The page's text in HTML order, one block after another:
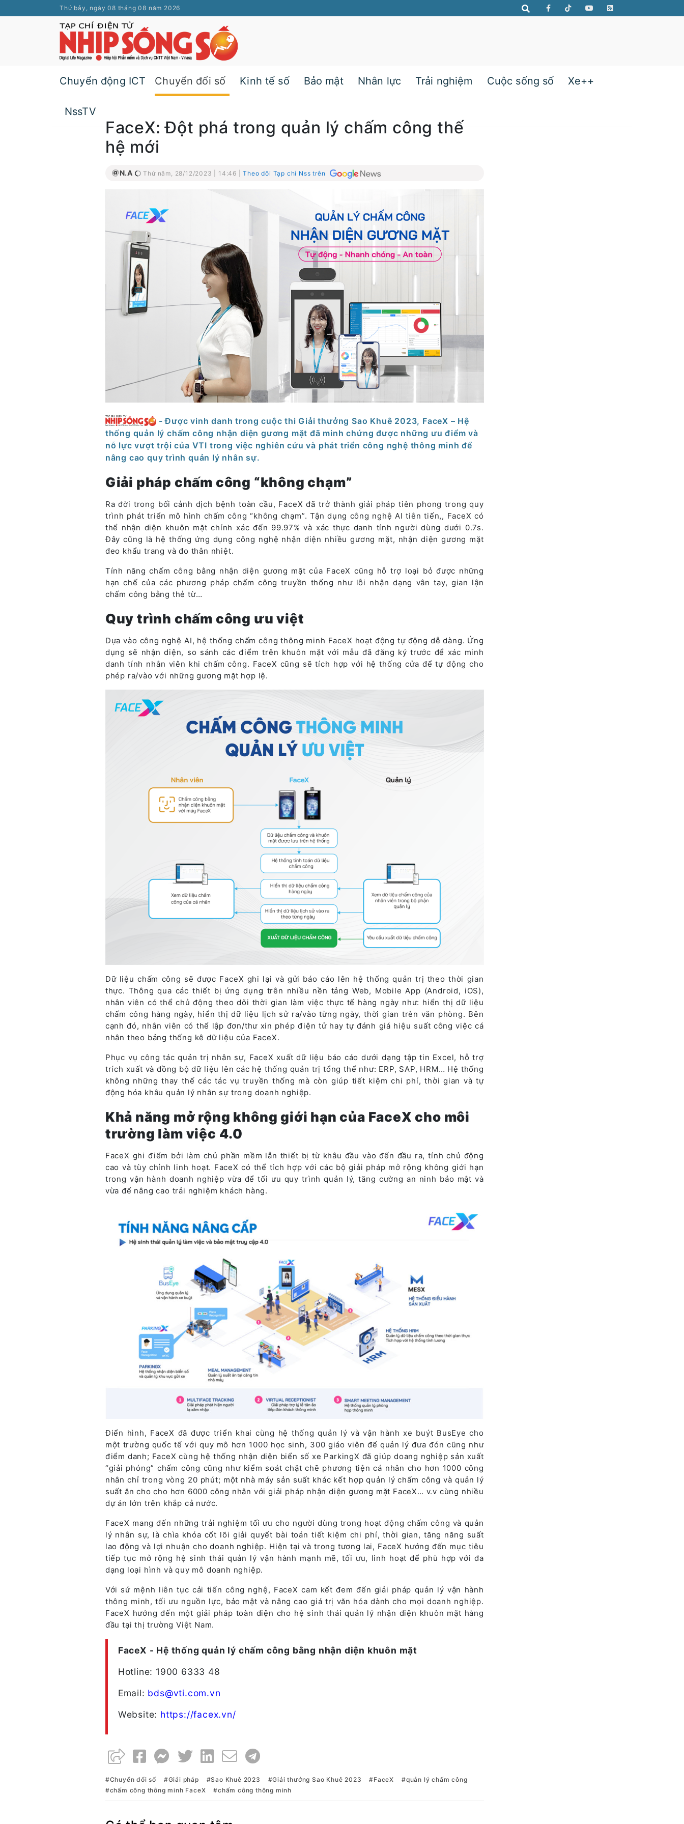
Thứ bảy, ngày 08 tháng 08 năm 2026
Chuyển động ICT Chuyển đổi số Kinh tế số Bảo mật Nhân lực Trải nghiệm Cuộc sống số Xe++
NssTV
FaceX: Đột phá trong quản lý chấm công thế
hệ mới
N.A Thứ năm, 28/12/2023 | 14:46 |Theo dõi Tạp chí Nss trên
- Được vinh danh trong cuộc thi Giải thưởng Sao Khuê 2023, FaceX – Hệ
thống quản lý chấm công nhận diện gương mặt đã minh chứng được những ưu điểm và
nỗ lực vượt trội của VTI trong việc nghiên cứu và phát triển công nghệ thông minh để
nâng cao quy trình quản lý nhân sự.
Giải pháp chấm công “không chạm”
Ra đời trong bối cảnh dịch bệnh toàn cầu, FaceX đã trở thành giải pháp tiên phong trong quy
trình phát triển mô hình chấm công “không chạm”. Tận dụng công nghệ AI tiên tiến,, FaceX có
thể nhận diện khuôn mặt chính xác đến 99.97% và xác thực danh tính người dùng dưới 0.7s.
Đây cũng là hệ thống ứng dụng công nghệ nhận diện nhiều gương mặt, nhận diện gương mặt
đeo khẩu trang và đo thân nhiệt.
Tính năng chấm công bằng nhận diện gương mặt của FaceX cũng hỗ trợ loại bỏ được những
hạn chế của các phương pháp chấm công truyền thống như lỗi nhận dạng vân tay, gian lận
chấm công bằng thẻ từ…
Quy trình chấm công ưu việt
Dựa vào công nghệ AI, hệ thống chấm công thông minh FaceX hoạt động tự động dễ dàng. Ứng
dụng sẽ nhận diện, so sánh các điểm trên khuôn mặt với mẫu đã đăng ký trước để xác minh
danh tính nhân viên khi chấm công. FaceX cũng sẽ tích hợp với hệ thống cửa để tự động cho
phép ra/vào với những gương mặt hợp lệ.
Dữ liệu chấm công sẽ được FaceX ghi lại và gửi báo cáo lên hệ thống quản trị theo thời gian
thực. Thông qua các thiết bị ứng dụng trên nhiều nền tảng Web, Mobile App (Android, iOS),
nhân viên có thể chủ động theo dõi thời gian làm việc thực tế hàng ngày như: hiển thị dữ liệu
chấm công hàng ngày, hiển thị dữ liệu lịch sử ra/vào từng ngày, thời gian trên văn phòng. Bên
cạnh đó, nhân viên có thể lập đơn/thư xin phép điện tử hay tự đánh giá hiệu suất công việc cá
nhân theo bảng thống kê dữ liệu của FaceX.
Phục vụ công tác quản trị nhân sự, FaceX xuất dữ liệu báo cáo dưới dạng tập tin Excel, hỗ trợ
trích xuất và đồng bộ dữ liệu lên các hệ thống quản trị tổng thể như: ERP, SAP, HRM… Hệ thống
không những thay thế các tác vụ truyền thống mà còn giúp tiết kiệm chi phí, thời gian và tự
động hóa khâu quản lý nhân sự trong doanh nghiệp.
Khả năng mở rộng không giới hạn của FaceX cho môi
trường làm việc 4.0
FaceX ghi điểm bởi làm chủ phần mềm lẫn thiết bị từ khâu đầu vào đến đầu ra, tính chủ động
cao và tùy chỉnh linh hoạt. FaceX có thể tích hợp với các bộ giải pháp mở rộng không giới hạn
trong vận hành doanh nghiệp vừa để tối ưu quy trình quản lý, tăng cường an ninh bảo mật và
vừa để nâng cao trải nghiệm khách hàng.
Điển hình, FaceX đã được triển khai cùng hệ thống quản lý và vận hành xe buýt BusEye cho
một trường quốc tế với quy mô hơn 1000 học sinh, 300 giáo viên để quản lý đưa đón cũng như
điểm danh; FaceX cùng hệ thống nhận diện biển số xe ParkingX đã giúp doang nghiệp sản xuất
“giải phóng” chấm công cũng như kiểm soát chặt chẽ phương tiện cá nhân cho hơn 1000 công
nhân chỉ trong vòng 20 phút; một nhà máy sản suất khác kết hợp quản lý chấm công và quản lý
suất ăn cho cho hơn 6000 công nhân với giải pháp nhận diện gương mặt FaceX… v.v cùng nhiều
dự án lớn trên khắp cả nước.
FaceX mang đến những trải nghiệm tối ưu cho người dùng trong hoạt động chấm công và quản
lý nhân sự, là chìa khóa cốt lõi giải quyết bài toán tiết kiệm chi phí, thời gian, tăng năng suất
lao động và lợi nhuận cho doanh nghiệp. Hiện tại và trong tương lai, FaceX hướng đến mục tiêu
tiếp tục mở rộng hệ sinh thái quản lý vận hành mạnh mẽ, tối ưu, linh hoạt để phù hợp với đa
dạng loại hình và quy mô doanh nghiệp.
Với sứ mệnh liên tục cải tiến công nghệ, FaceX cam kết đem đến giải pháp quản lý vận hành
thông minh, tối ưu nguồn lực, bảo mật và nâng cao giá trị văn hóa dành cho mọi doanh nghiệp.
FaceX hướng đến một giải pháp toàn diện cho hệ sinh thái quản lý nhận diện khuôn mặt hàng
đầu tại thị trường Việt Nam.
FaceX - Hệ thống quản lý chấm công bằng nhận diện khuôn mặt
Hotline: 1900 6333 48
Email: bds@vti.com.vn
Website: https://facex.vn/
Chuyển đổi số Giải pháp Sao Khuê 2023 Giải thưởng Sao Khuê 2023 FaceX
quản lý chấm công
chấm công thông minh FaceX
chấm công thông minh